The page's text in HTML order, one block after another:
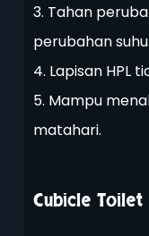
3. Tahan
perubahan suhu.
4. Lapisan HPL
5. Mampu
matahari.
Cubicle Toilet